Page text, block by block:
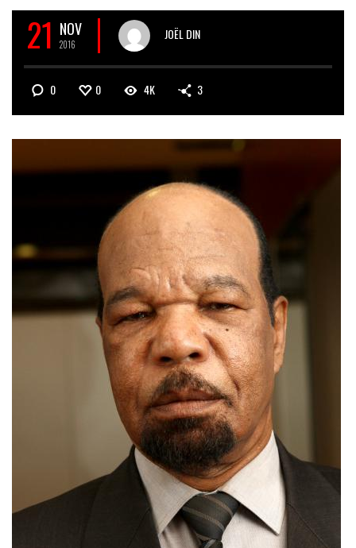
21 NOV
2016
JOËL DIN
0 0 4K 3